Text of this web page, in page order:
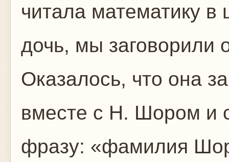
читала математику в
дочь, мы заговорили
Оказалось, что она
вместе с Н. Шором и
фразу: «фамилия